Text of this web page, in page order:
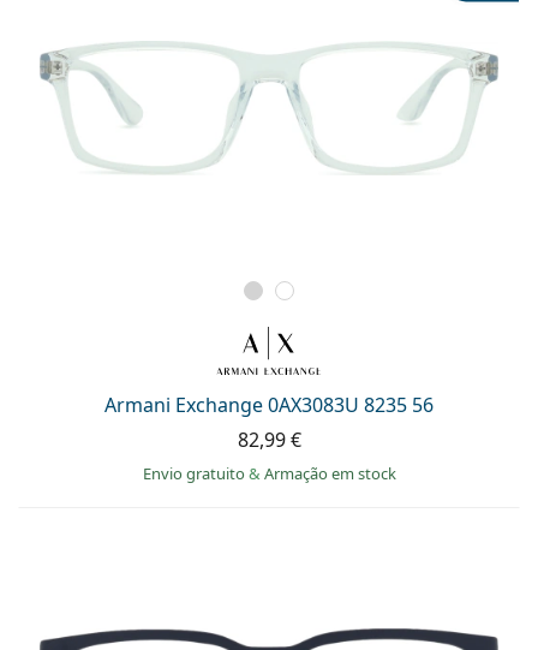
Armani Exchange 0AX3083U 8235 56
82,99 €
Envio gratuito& Armação em stock